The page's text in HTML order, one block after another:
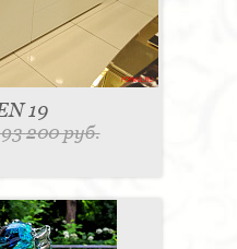
19
200 руб.